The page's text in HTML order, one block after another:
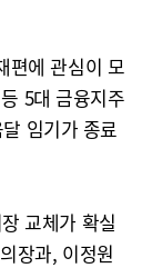
편에 관심이 모
5대 금융지주
임기가 종료
교체가 확실
장과, 이정원